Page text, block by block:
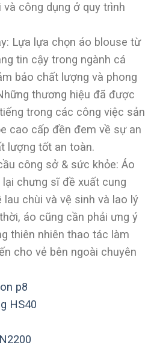
công dụng ở quy trình
Lựa lựa chọn áo blouse từ
tin cậy trong ngành cá
bảo chất lượng và phong
thương hiệu đã được
trong các công việc sản
cao cấp đền đem về sự an
lượng tốt an toàn.
công sở & sức khỏe: Áo
chưng sĩ đề xuất cung
lau chùi và vệ sinh và lao lý
áo cũng cần phải ưng ý
thiên nhiên thao tác làm
cho vẻ bên ngoài chuyên
p8
HS40